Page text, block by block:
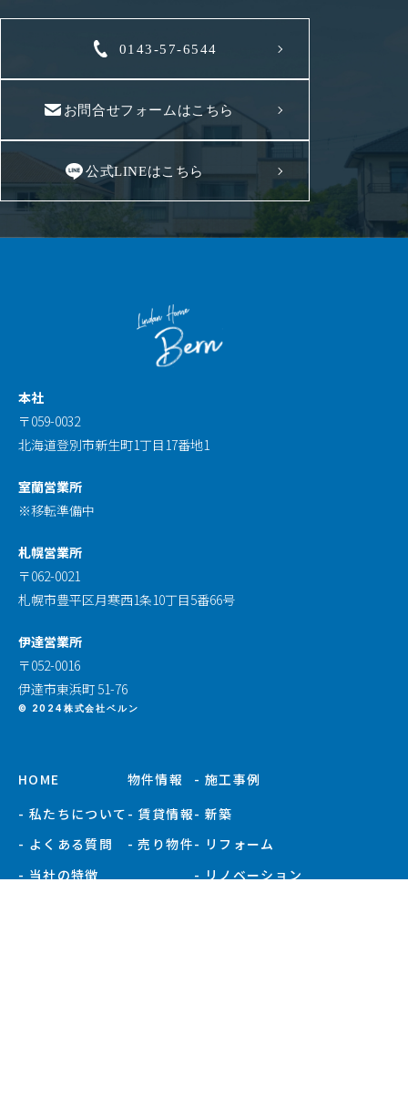
0143-57-6544
お問合せフォームはこちら
公式LINEはこちら
本社
〒059-0032
北海道登別市新生町1丁目17番地1
室蘭営業所
※移転準備中
札幌営業所
〒062-0021
札幌市豊平区月寒西1条10丁目5番66号
伊達営業所
〒052-0016
伊達市東浜町 51-76
© 2024株式会社ベルン
HOME
- 私たちについて
- よくある質問
- 当社の特徴
物件情報
- 賃貸情報
- 売り物件
- 施工事例
- 新築
- リフォーム
- リノベーション